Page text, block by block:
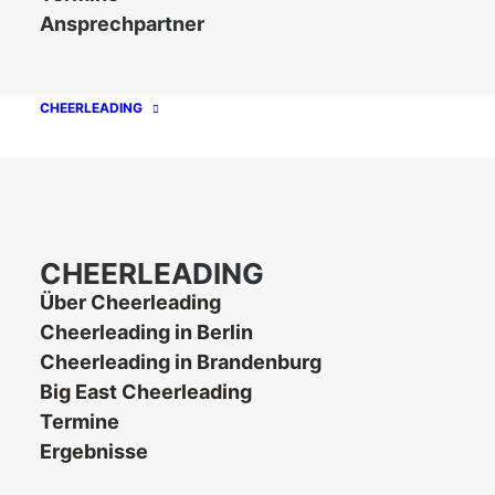
Ansprechpartner
CHEERLEADING
CHEERLEADING
Über Cheerleading
Cheerleading in Berlin
Cheerleading in Brandenburg
Big East Cheerleading
Termine
Ergebnisse
Unsere Partner